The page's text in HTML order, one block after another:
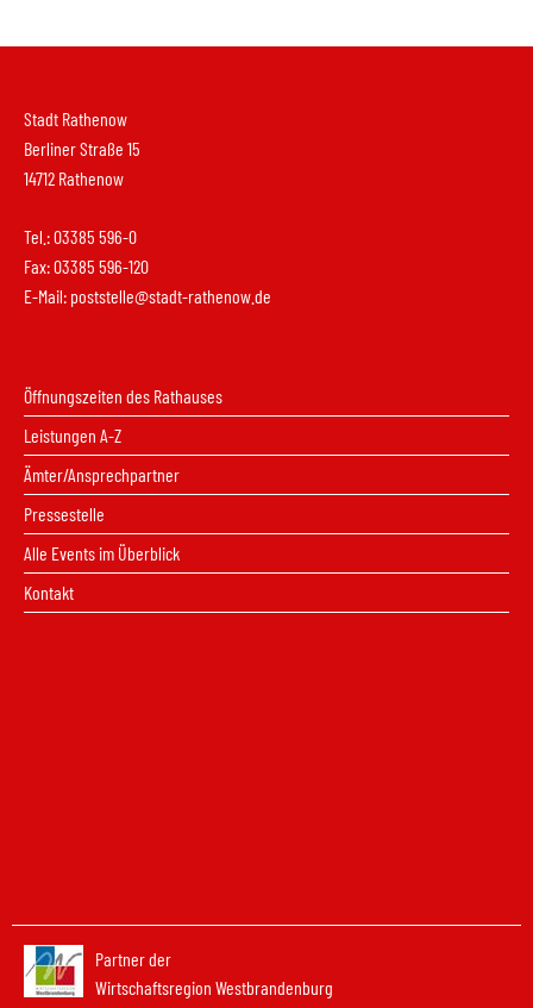
Stadt Rathenow
Berliner Straße 15
14712 Rathenow
Tel.: 03385 596-0
Fax: 03385 596-120
E-Mail: poststelle@stadt-rathenow.de
Öffnungszeiten des Rathauses
Leistungen A-Z
Ämter/Ansprechpartner
Pressestelle
Alle Events im Überblick
Kontakt
Partner der
Wirtschaftsregion Westbrandenburg